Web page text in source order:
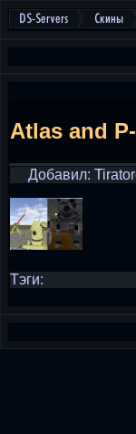
DS-Servers Скины
Atlas and
Добавил:
Тэги: